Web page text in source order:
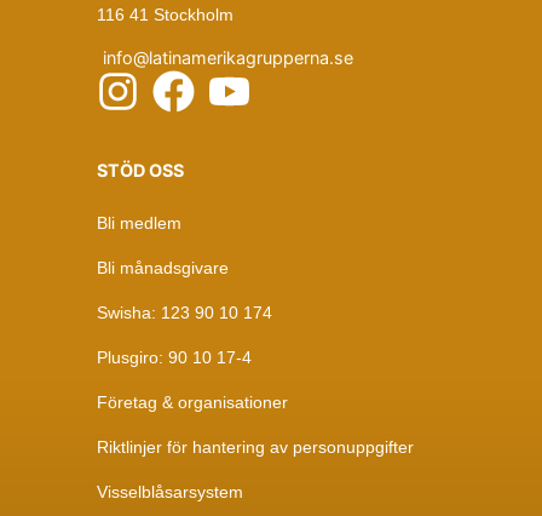
116 41 Stockholm
info@latinamerikagrupperna.se
STÖD OSS
Bli medlem
Bli månadsgivare
Swisha: 123 90 10 174
Plusgiro: 90 10 17-4
Företag & organisationer
Riktlinjer för hantering av personuppgifter
Visselblåsarsystem